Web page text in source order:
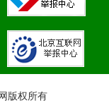
版权所有